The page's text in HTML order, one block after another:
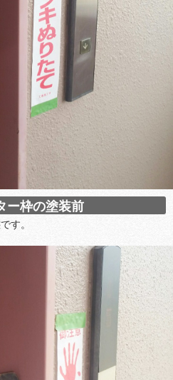
ー枠の塗装前
す。